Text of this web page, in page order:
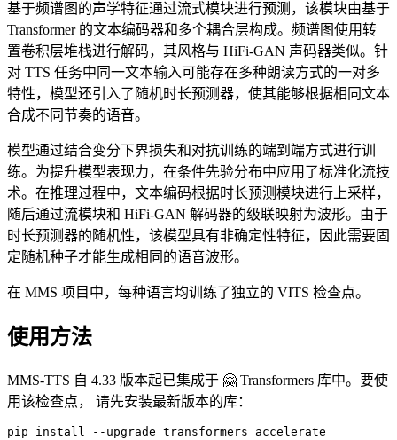
基于频谱图的声学特征通过流式模块进行预测，该模块由基于
Transformer 的文本编码器和多个耦合层构成。频谱图使用转
置卷积层堆栈进行解码，其风格与 HiFi-GAN 声码器类似。针
对 TTS 任务中同一文本输入可能存在多种朗读方式的一对多
特性，模型还引入了随机时长预测器，使其能够根据相同文本
合成不同节奏的语音。
模型通过结合变分下界损失和对抗训练的端到端方式进行训
练。为提升模型表现力，在条件先验分布中应用了标准化流技
术。在推理过程中，文本编码根据时长预测模块进行上采样，
随后通过流模块和 HiFi-GAN 解码器的级联映射为波形。由于
时长预测器的随机性，该模型具有非确定性特征，因此需要固
定随机种子才能生成相同的语音波形。
在 MMS 项目中，每种语言均训练了独立的 VITS 检查点。
使用方法
MMS-TTS 自 4.33 版本起已集成于 🤗 Transformers 库中。要使
用该检查点， 请先安装最新版本的库：
pip install --upgrade transformers accelerate